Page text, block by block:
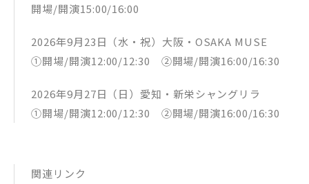
開場/開演15:00/16:00
2026年9月23日（水・祝）大阪・OSAKA MUSE
①開場/開演12:00/12:30 ②開場/開演16:00/16:30
2026年9月27日（日）愛知・新栄シャングリラ
①開場/開演12:00/12:30 ②開場/開演16:00/16:30
関連リンク